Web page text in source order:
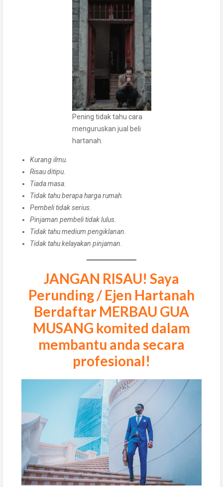
Pening tidak tahu cara
menguruskan jual beli
hartanah.
Kurang ilmu.
Risau ditipu.
Tiada masa.
Tidak tahu berapa harga rumah.
Pembeli tidak serius.
Pinjaman pembeli tidak lulus.
Tidak tahu medium pengiklanan.
Tidak tahu kelayakan pinjaman
JANGAN RISAU! Saya
Perunding / Ejen Hartanah
Berdaftar MERBAU GUA
MUSANG komited dalam
membantu anda secara
profesional!